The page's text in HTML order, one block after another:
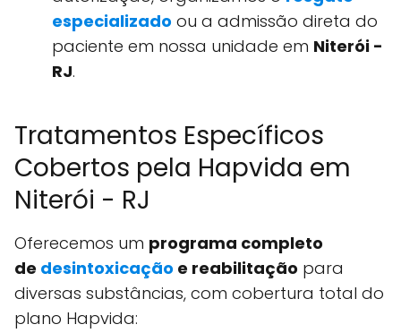
especializado ou a admissão direta do
paciente em nossa unidade em Niterói -
RJ.
Tratamentos Específicos
Cobertos pela Hapvida em
Niterói - RJ
Oferecemos um programa completo
de desintoxicação e reabilitação para
diversas substâncias, com cobertura total do
plano Hapvida: